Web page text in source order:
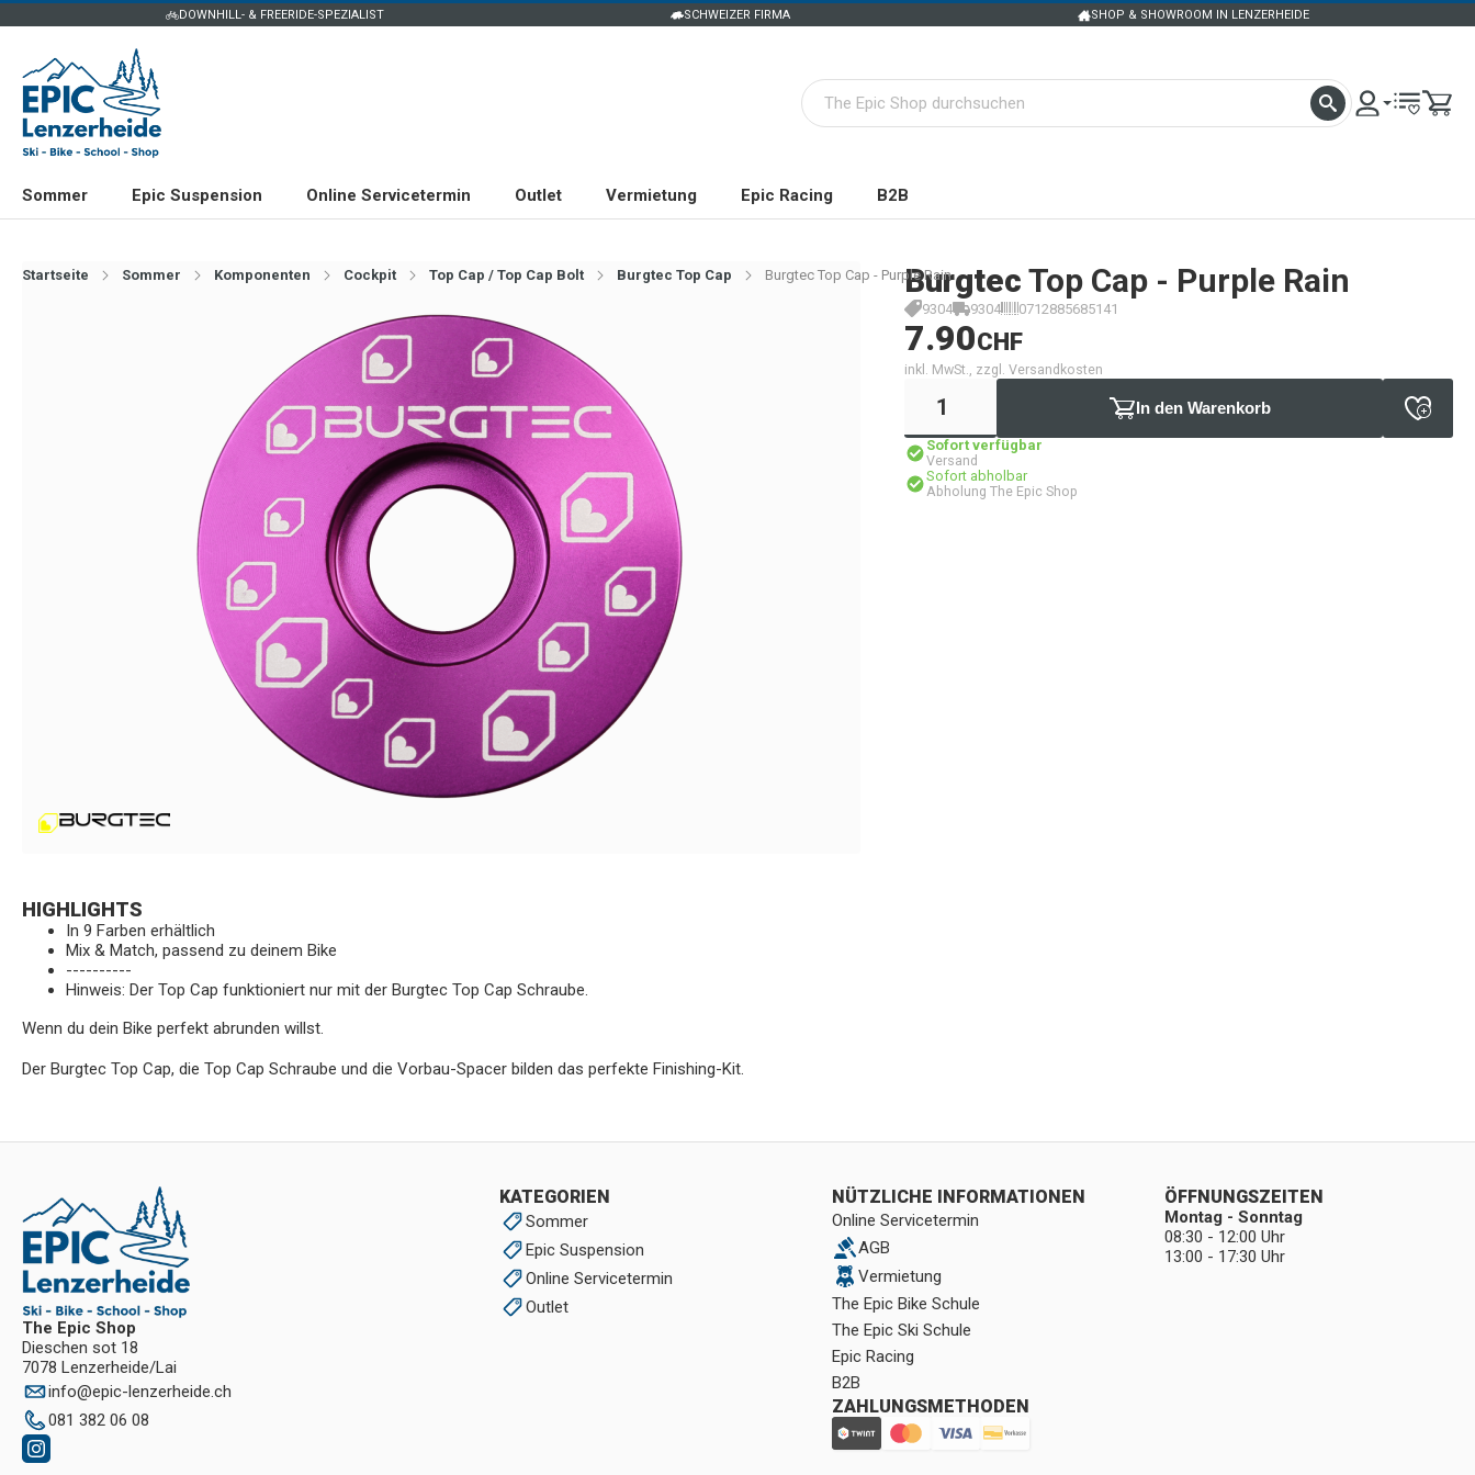
DOWNHILL- & FREERIDE-SPEZIALIST SCHWEIZER FIRMA SHOP & SHOWROOM IN LENZERHEIDE
Sommer Epic Suspension Online Servicetermin Outlet Vermietung Epic Racing B2B
Startseite Sommer Komponenten Cockpit Top Cap / Top Cap Bolt Burgtec Top Cap Burgtec Top Cap - Purple RainBurgtec Top Cap - Purple Rain
9304 9304 0712885685141
7.90CHF
inkl. MwSt., zzgl. Versandkosten
In den Warenkorb
Sofort verfügbar
Versand
Sofort abholbar
Abholung The Epic Shop
HIGHLIGHTS
In 9 Farben erhältlich
Mix & Match, passend zu deinem Bike
----------
Hinweis: Der Top Cap funktioniert nur mit der Burgtec Top Cap Schraube.
Wenn du dein Bike perfekt abrunden willst.
Der Burgtec Top Cap, die Top Cap Schraube und die Vorbau-Spacer bilden das perfekte Finishing-Kit.
The Epic Shop
Dieschen sot 18
7078 Lenzerheide/Lai
info@epic-lenzerheide.ch
081 382 06 08
KATEGORIEN
Sommer
Epic Suspension
Online Servicetermin
Outlet
NÜTZLICHE INFORMATIONEN
Online Servicetermin
AGB
Vermietung
The Epic Bike Schule
The Epic Ski Schule
Epic Racing
B2B
ZAHLUNGSMETHODEN
ÖFFNUNGSZEITEN
Montag - Sonntag
08:30 - 12:00 Uhr
13:00 - 17:30 Uhr